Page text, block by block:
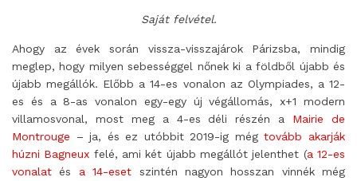
Saját felvétel.
Ahogy az évek során vissza-visszajárok Párizsba, mindig
meglep, hogy milyen sebességgel nőnek ki a földből újabb és
újabb megállók. Előbb a 14-es vonalon az Olympiades, a 12-
es és a 8-as vonalon egy-egy új végállomás, x+1 modern
villamosvonal, most meg a 4-es déli részén a Mairie de
Montrouge – ja, és ez utóbbit 2019-ig mégtovább akarják
húzni Bagneux felé, ami két újabb megállót jelenthet (a 12-es
vonalat és a 14-eset szintén nagyon hosszan vinnék még